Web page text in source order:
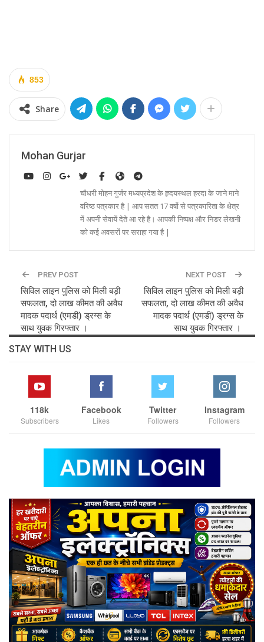
853
Share
Mohan Gurjar
चौधरी मोहन गुर्जर मध्यप्रदेश के ह्र्दयस्थल हरदा के जाने माने
वरिष्ठ पत्रकार है | आप सतत 17 वर्षो से पत्रकारिता के क्षेत्र
में अपनी सेवायें देते आ रहे है। आपकी निष्पक्ष और निडर लेखनी
को कई अवसरों पर सराहा गया है |
PREV POST
सिविल लाइन पुलिस को मिली बड़ी
सफलता, दो लाख कीमत की अवैध
मादक पदार्थ (एमडी) ड्रग्स के
साथ युवक गिरफ्तार ।
NEXT POST
सिविल लाइन पुलिस को मिली बड़ी
सफलता, दो लाख कीमत की अवैध
मादक पदार्थ (एमडी) ड्रग्स के
साथ युवक गिरफ्तार ।
STAY WITH US
118k
Subscribers
Facebook
Likes
Twitter
Followers
Instagram
Followers